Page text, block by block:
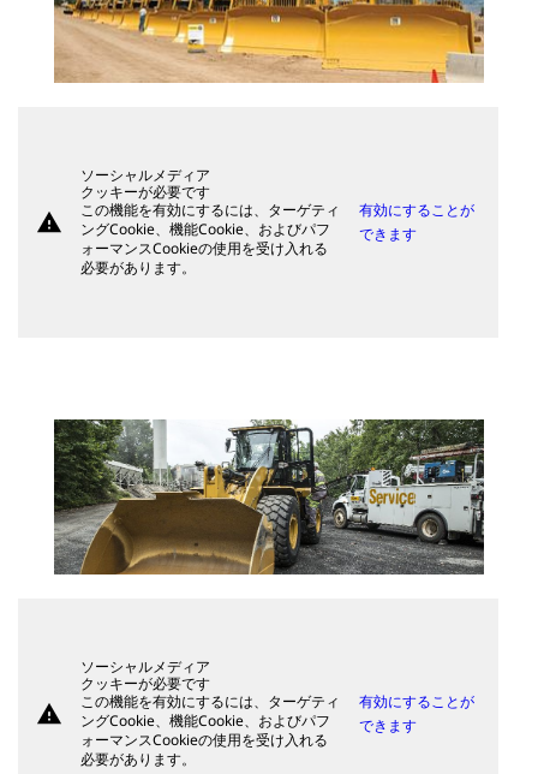
warning
ソーシャルメディア
クッキーが必要です
この機能を有効にするには、ターゲティ
ングCookie、機能Cookie、およびパフ
ォーマンスCookieの使用を受け入れる
必要があります。
有効にすることが
できます
warning
ソーシャルメディア
クッキーが必要です
この機能を有効にするには、ターゲティ
ングCookie、機能Cookie、およびパフ
ォーマンスCookieの使用を受け入れる
必要があります。
有効にすることが
できます